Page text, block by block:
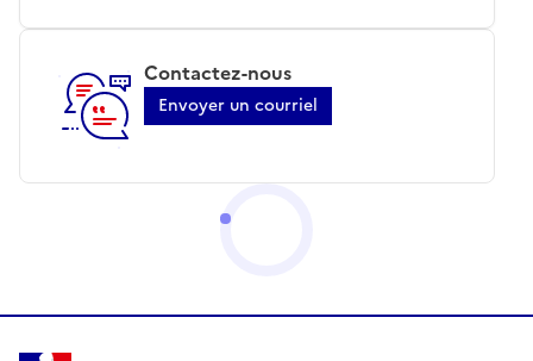
Contactez-nous
Envoyer un courriel